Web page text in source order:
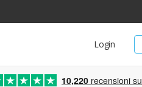
Login
10,220 recensioni su